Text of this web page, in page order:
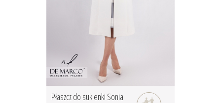
Płaszcz do sukienki Sonia